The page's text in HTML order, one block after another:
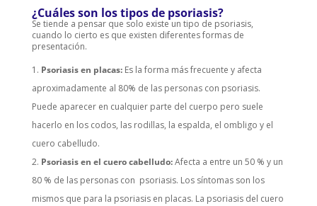
¿Cuáles son los tipos de psoriasis?
Se tiende a pensar que solo existe un tipo de psoriasis,
cuando lo cierto es que existen diferentes formas de
presentación.
Psoriasis en placas:Es la forma más frecuente y afecta
aproximadamente al 80% de las personas con psoriasis.
Puede aparecer en cualquier parte del cuerpo pero suele
hacerlo en los codos, las rodillas, la espalda, el ombligo y el
cuero cabelludo.
Psoriasis en el cuero cabelludo:Afecta a entre un 50 % y un
80 % de las personas con psoriasis. Los síntomas son los
mismos que para la psoriasis en placas. La psoriasis del cuero